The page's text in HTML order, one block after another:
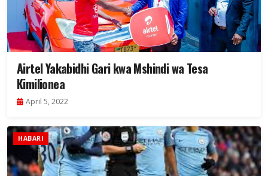
Airtel Yakabidhi Gari kwa Mshindi wa Tesa
Kimilionea
April 5, 2022
HABARI